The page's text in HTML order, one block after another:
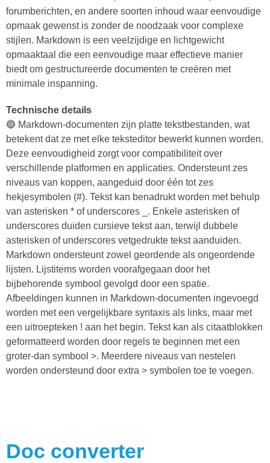
forumberichten, en andere soorten inhoud waar eenvoudige
opmaak gewenst is zonder de noodzaak voor complexe
stijlen. Markdown is een veelzijdige en lichtgewicht
opmaaktaal die een eenvoudige maar effectieve manier
biedt om gestructureerde documenten te creëren met
minimale inspanning.
Technische details
🔵 Markdown-documenten zijn platte tekstbestanden, wat
betekent dat ze met elke teksteditor bewerkt kunnen worden.
Deze eenvoudigheid zorgt voor compatibiliteit over
verschillende platformen en applicaties. Ondersteunt zes
niveaus van koppen, aangeduid door één tot zes
hekjesymbolen (#). Tekst kan benadrukt worden met behulp
van asterisken * of underscores _. Enkele asterisken of
underscores duiden cursieve tekst aan, terwijl dubbele
asterisken of underscores vetgedrukte tekst aanduiden.
Markdown ondersteunt zowel geordende als ongeordende
lijsten. Lijstitems worden voorafgegaan door het
bijbehorende symbool gevolgd door een spatie.
Afbeeldingen kunnen in Markdown-documenten ingevoegd
worden met een vergelijkbare syntaxis als links, maar met
een uitroepteken ! aan het begin. Tekst kan als citaatblokken
geformatteerd worden door regels te beginnen met een
groter-dan symbool >. Meerdere niveaus van nestelen
worden ondersteund door extra > symbolen toe te voegen.
Doc converter